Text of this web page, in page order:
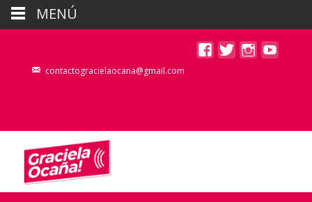
contactogracielaocana@gmail.com
MENÚ